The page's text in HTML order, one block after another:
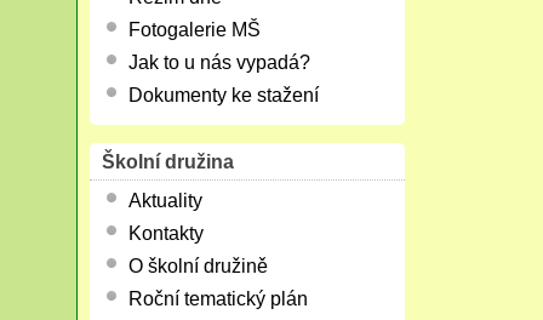
Fotogalerie MŠ
Jak to u nás vypadá?
Dokumenty ke stažení
Školní družina
Aktuality
Kontakty
O školní družině
Roční tematický plán